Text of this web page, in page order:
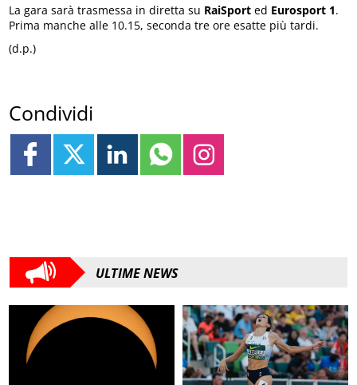
La gara sarà trasmessa in diretta su RaiSport ed Eurosport 1.
Prima manche alle 10.15, seconda tre ore esatte più tardi.
(d.p.)
Condividi
ULTIME NEWS